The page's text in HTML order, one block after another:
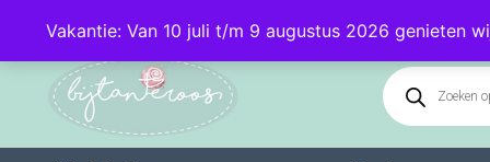
Vakantie: Van 10 juli t/m 9 augustus 2026 genieten